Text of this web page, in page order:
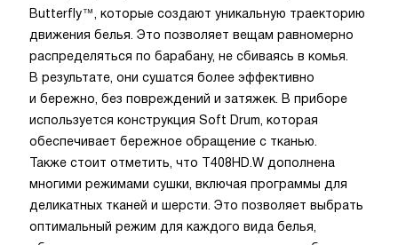
Butterfly™, которые создают уникальную траекторию
движения белья. Это позволяет вещам равномерно
распределяться по барабану, не сбиваясь в комья.
В результате, они сушатся более эффективно
и бережно, без повреждений и затяжек. В приборе
используется конструкция Soft Drum, которая
обеспечивает бережное обращение с тканью.
Также стоит отметить, что T408HD.W дополнена
многими режимами сушки, включая программы для
деликатных тканей и шерсти. Это позволяет выбрать
оптимальный режим для каждого вида белья,